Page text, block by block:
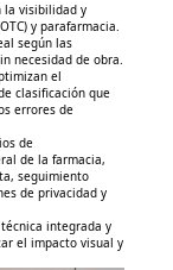
la visibilidad y
y parafarmacia.
según las
necesidad de obra.
el
clasificación que
errores de
de
de la farmacia,
seguimiento
de privacidad y
integrada y
el impacto visual y